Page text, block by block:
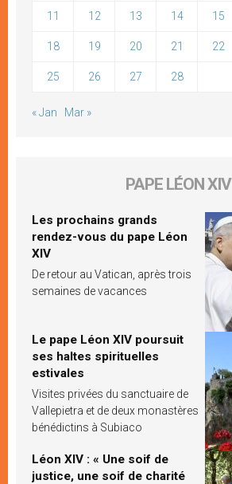
11 12 13 14 15
18 19 20 21 22
25 26 27 28
« Jan Mar »
PAPE LÉON XIV
Les prochains grands
rendez-vous du pape Léon
XIV
De retour au Vatican, après trois
semaines de vacances
Le pape Léon XIV poursuit
ses haltes spirituelles
estivales
Visites privées du sanctuaire de
Vallepietra et de deux monastères
bénédictins à Subiaco
Léon XIV : « Une soif de
justice, une soif de charité